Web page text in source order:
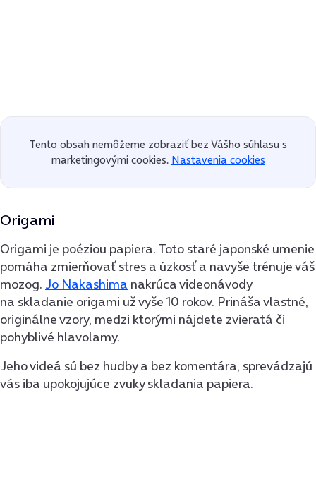
Tento obsah nemôžeme zobraziť bez Vášho súhlasu s
marketingovými cookies. Nastavenia cookies
Origami
Origami je poéziou papiera. Toto staré japonské umenie
pomáha zmierňovať stres a úzkosť a navyše trénuje váš
mozog. Jo Nakashima nakrúca videonávody
na skladanie origami už vyše 10 rokov. Prináša vlastné,
originálne vzory, medzi ktorými nájdete zvieratá či
pohyblivé hlavolamy.
Jeho videá sú bez hudby a bez komentára, sprevádzajú
vás iba upokojujúce zvuky skladania papiera.